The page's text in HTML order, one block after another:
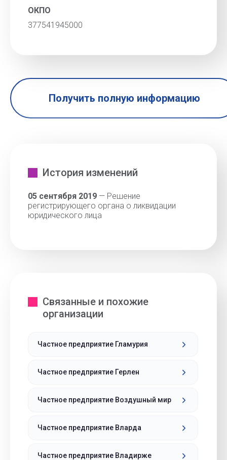
ОКПО
377541945000
Получить полную информацию
История изменений
05 сентября 2019 — Решение
регистрирующего органа о ликвидации
юридического лица
Связанные и похожие
организации
Частное предприятие Гламурия
Частное предприятие Герлен
Частное предприятие Воздушный мир
Частное предприятие Вларда
Частное предприятие Владирже